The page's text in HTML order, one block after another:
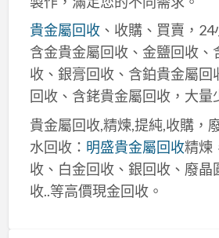
貴金屬回收、收購、買賣，24
含金貴金屬回收、金鹽回收、
收、銀膏回收、含鉑貴金屬回
回收、含銠貴金屬回收，大量
貴金屬回收,精煉,提純,收購，
水回收： 明盛貴金屬回收精煉
收、白金回收、銀回收、廢晶
收..等高價現金回收。